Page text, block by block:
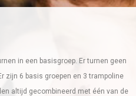
in een basisgroep. Er turnen geen
zijn 6 basis groepen en 3 trampoline
altijd gecombineerd met één van de